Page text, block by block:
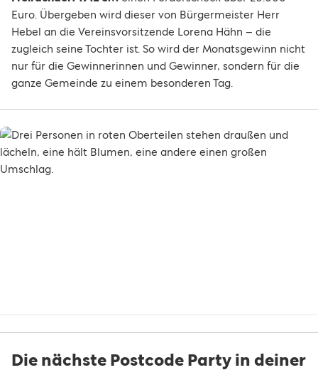
Euro. Übergeben wird dieser von Bürgermeister Herr
Hebel an die Vereinsvorsitzende Lorena Hähn – die
zugleich seine Tochter ist. So wird der Monatsgewinn nicht
nur für die Gewinnerinnen und Gewinner, sondern für die
ganze Gemeinde zu einem besonderen Tag.
Die nächste Postcode Party in deiner